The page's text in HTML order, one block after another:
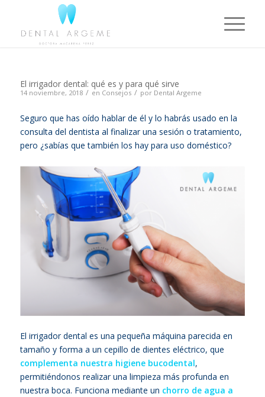
El irrigador dental: qué es y para qué sirve
14 noviembre, 2018 / en Consejos / por Dental Argeme
Seguro que has oído hablar de él y lo habrás usado en la
consulta del dentista al finalizar una sesión o tratamiento,
pero ¿sabías que también los hay para uso doméstico?
El irrigador dental es una pequeña máquina parecida en
tamaño y forma a un cepillo de dientes eléctrico, que
complementa nuestra higiene bucodental,
permitiéndonos realizar una limpieza más profunda en
nuestra boca. Funciona mediante un chorro de agua a